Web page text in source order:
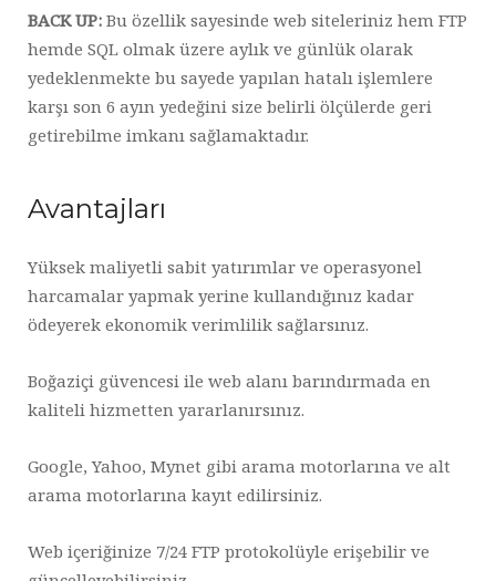
BACK UP: Bu özellik sayesinde web siteleriniz hem FTP
hemde SQL olmak üzere aylık ve günlük olarak
yedeklenmekte bu sayede yapılan hatalı işlemlere
karşı son 6 ayın yedeğini size belirli ölçülerde geri
getirebilme imkanı sağlamaktadır.
Avantajları
Yüksek maliyetli sabit yatırımlar ve operasyonel
harcamalar yapmak yerine kullandığınız kadar
ödeyerek ekonomik verimlilik sağlarsınız.
Boğaziçi güvencesi ile web alanı barındırmada en
kaliteli hizmetten yararlanırsınız.
Google, Yahoo, Mynet gibi arama motorlarına ve alt
arama motorlarına kayıt edilirsiniz.
Web içeriğinize 7/24 FTP protokolüyle erişebilir ve